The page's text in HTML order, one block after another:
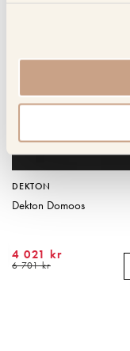
DEKTON
Dekton Domoos
4 021 kr
6 701 kr